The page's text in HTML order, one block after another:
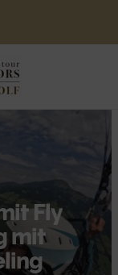
Fly
mit